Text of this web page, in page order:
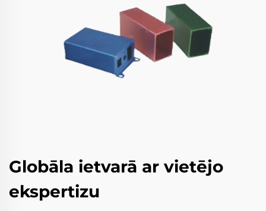
Globāla ietvarā ar vietējo
ekspertizu